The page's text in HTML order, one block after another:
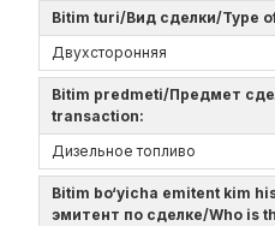
Bitim turi/Вид сделки/Type
Двухсторонняя
Bitim predmeti/Предмет
transaction:
Дизельное топливо
Bitim bo‘yicha emitent kim
эмитент по сделке/Who is